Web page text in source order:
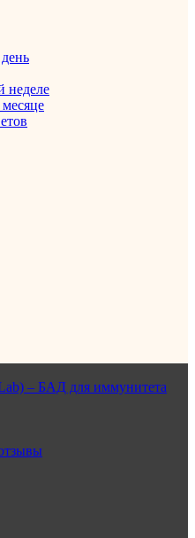
неделе
– БАД для иммунитета